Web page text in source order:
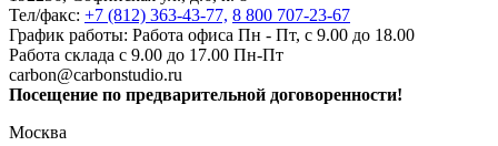
Тел/факс: +7 (812) 363-43-77, 8 800 707-23-67
График работы: Работа офиса Пн - Пт, с 9.00 до 18.00
Работа склада с 9.00 до 17.00 Пн-Пт
carbon@carbonstudio.ru
Посещение по предварительной договоренности!
Москва